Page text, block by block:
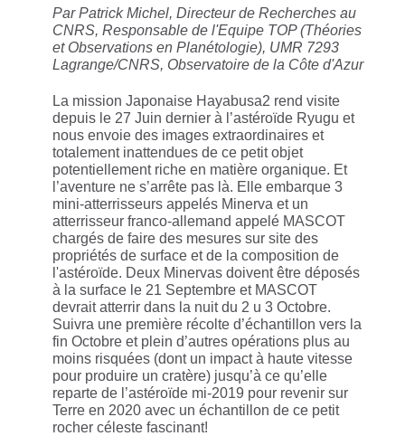
Par Patrick Michel, Directeur de Recherches au
CNRS, Responsable de l'Equipe TOP (Théories
et Observations en Planétologie), UMR 7293
Lagrange/CNRS, Observatoire de la Côte d'Azur
La mission Japonaise Hayabusa2 rend visite
depuis le 27 Juin dernier à l’astéroïde Ryugu et
nous envoie des images extraordinaires et
totalement inattendues de ce petit objet
potentiellement riche en matière organique. Et
l’aventure ne s’arrête pas là. Elle embarque 3
mini-atterrisseurs appelés Minerva et un
atterrisseur franco-allemand appelé MASCOT
chargés de faire des mesures sur site des
propriétés de surface et de la composition de
l'astéroïde. Deux Minervas doivent être déposés
à la surface le 21 Septembre et MASCOT
devrait atterrir dans la nuit du 2 u 3 Octobre.
Suivra une première récolte d’échantillon vers la
fin Octobre et plein d’autres opérations plus au
moins risquées (dont un impact à haute vitesse
pour produire un cratère) jusqu’à ce qu’elle
reparte de l’astéroïde mi-2019 pour revenir sur
Terre en 2020 avec un échantillon de ce petit
rocher céleste fascinant!